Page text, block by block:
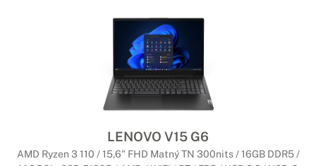
LENOVO V15 G6
AMD Ryzen 3 110 / 15,6" FHD Matný TN 300nits / 16GB DDR5 /